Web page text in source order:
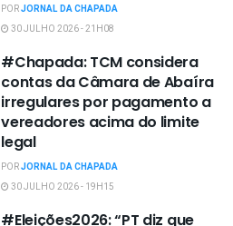
PORJORNAL DA CHAPADA
30 JULHO 2026 - 21H08
#Chapada: TCM considera
contas da Câmara de Abaíra
irregulares por pagamento a
vereadores acima do limite
legal
PORJORNAL DA CHAPADA
30 JULHO 2026 - 19H15
#Eleições2026: “PT diz que